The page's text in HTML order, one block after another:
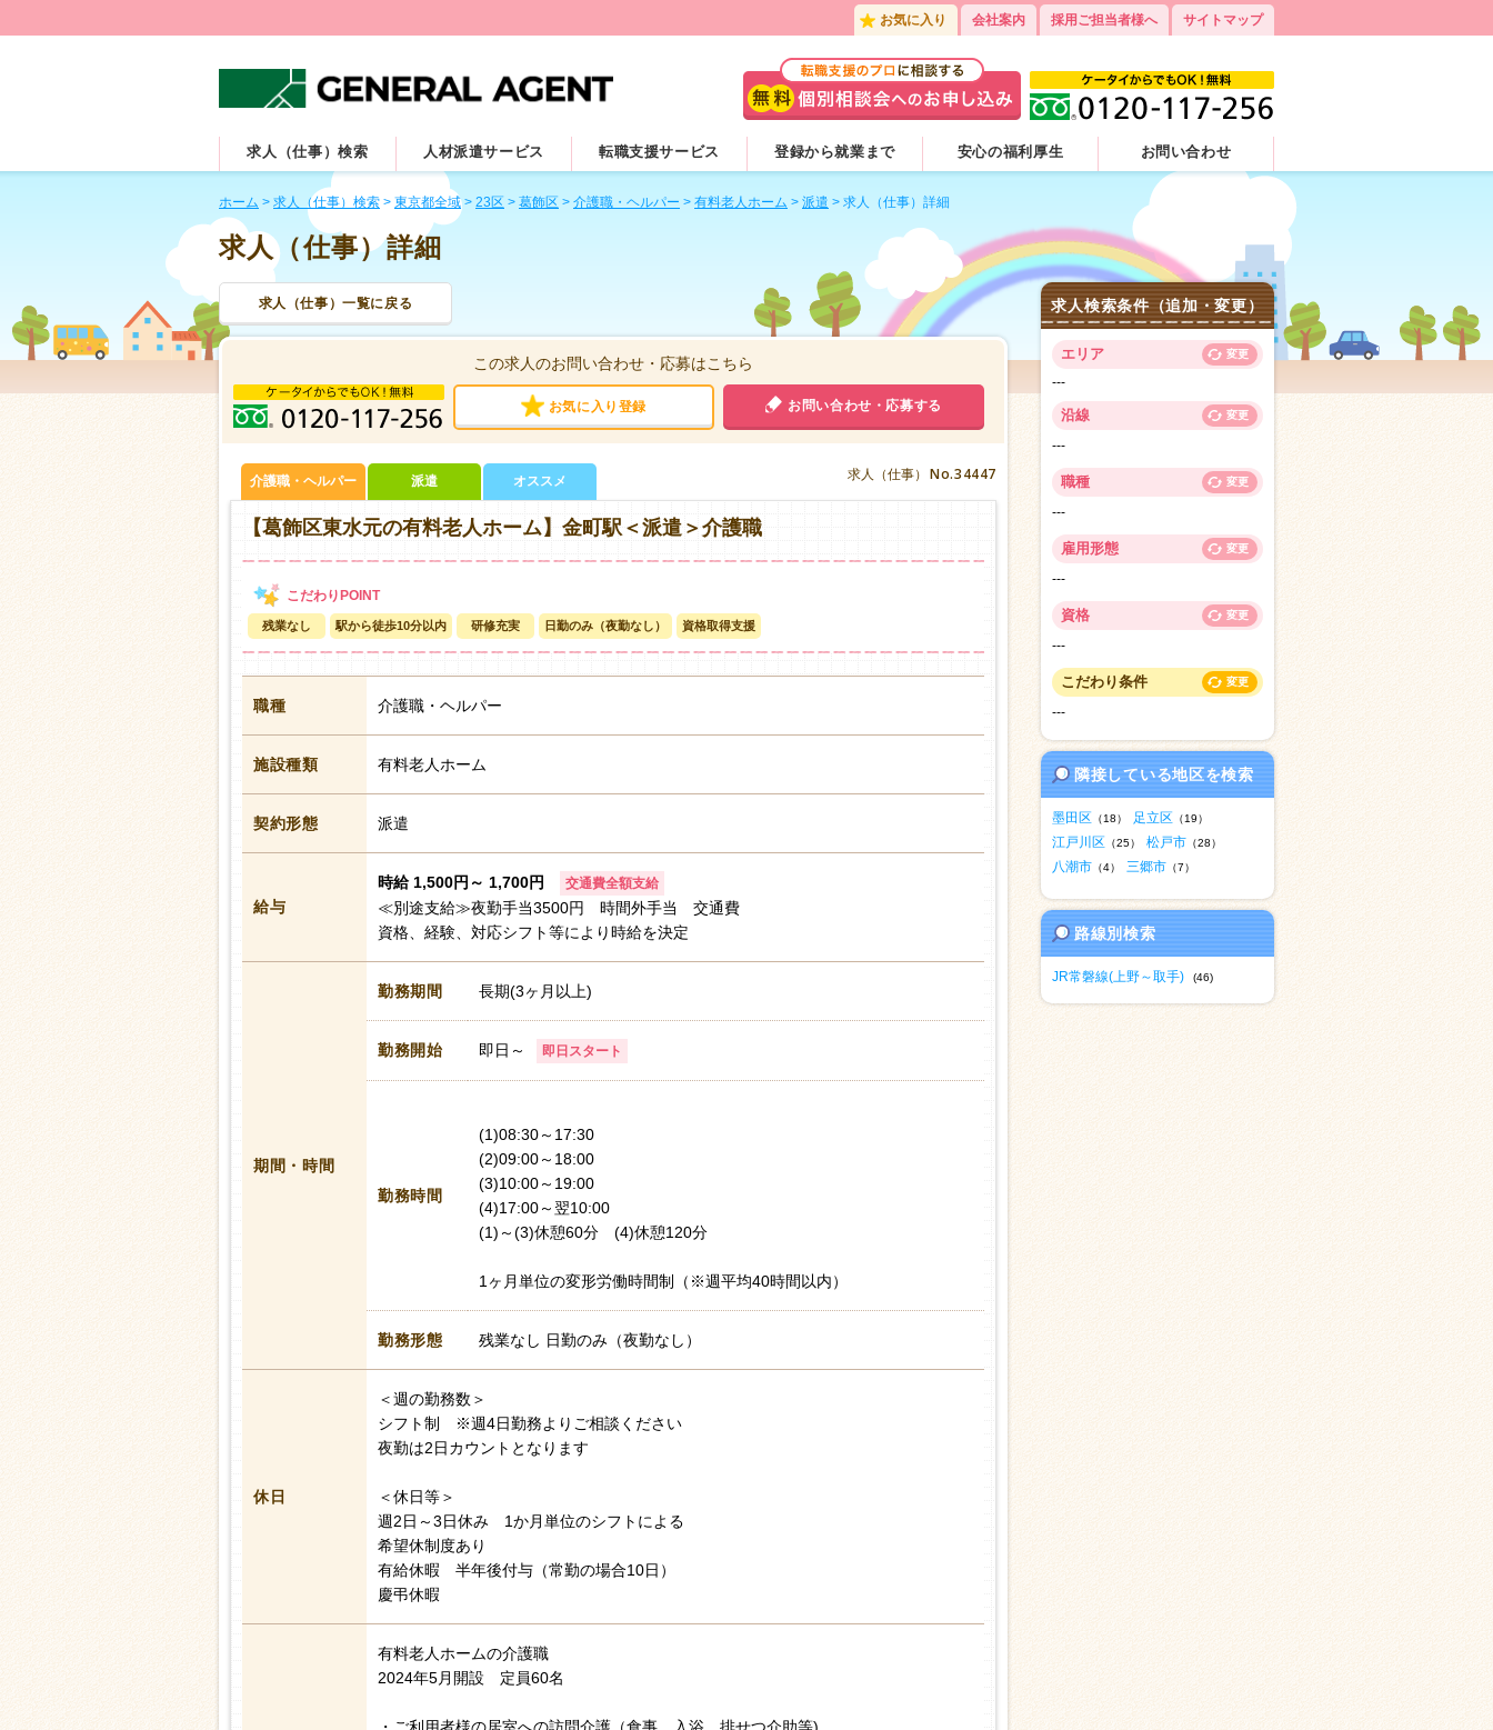
お気に入り 会社案内 採用ご担当者様へ サイトマップ
求人（仕事）検索 人材派遣サービス 転職支援サービス 登録から就業まで 安心の福利厚生 お問い合わせ
ホーム > 求人（仕事）検索 > 東京都全域> 23区 > 葛飾区 > 介護職・ヘルパー > 有料老人ホーム > 派遣 > 求人（仕事）詳細
求人（仕事）詳細
求人（仕事）一覧に戻る
この求人のお問い合わせ・応募はこちら
お気に入り登録 お問い合わせ・応募する
求人（仕事） No.34447
介護職・ヘルパー 派遣 オススメ
【葛飾区東水元の有料老人ホーム】金町駅＜派遣＞介護職
残業なし 駅から徒歩10分以内 研修充実 日勤のみ（夜勤なし） 資格取得支援
職種 介護職・ヘルパー
施設種類 有料老人ホーム
契約形態 派遣
給与
時給 1,500円～ 1,700円 交通費全額支給
≪別途支給≫夜勤手当3500円 時間外手当 交通費
資格、経験、対応シフト等により時給を決定
期間・時間
勤務期間 長期(3ヶ月以上)
勤務開始 即日～ 即日スタート
勤務時間
(1)08:30～17:30
(2)09:00～18:00
(3)10:00～19:00
(4)17:00～翌10:00
(1)～(3)休憩60分 (4)休憩120分
1ヶ月単位の変形労働時間制（※週平均40時間以内）
勤務形態 残業なし 日勤のみ（夜勤なし）
休日
＜週の勤務数＞
シフト制 ※週4日勤務よりご相談ください
夜勤は2日カウントとなります
＜休日等＞
週2日～3日休み 1か月単位のシフトによる
希望休制度あり
有給休暇 半年後付与（常勤の場合10日）
慶弔休暇
有料老人ホームの介護職
2024年5月開設 定員60名
求人検索条件（追加・変更）
エリア 変更
---
沿線 変更
---
職種 変更
---
雇用形態 変更
---
資格 変更
---
こだわり条件 変更
---
隣接している地区を検索
墨田区 （18） 足立区 （19）
江戸川区 （25） 松戸市 （28）
八潮市 （4） 三郷市 （7）
路線別検索
JR常磐線(上野～取手) (46)